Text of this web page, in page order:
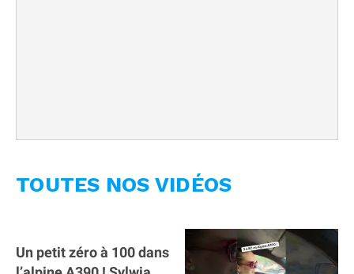
TOUTES NOS VIDÉOS
Un petit zéro à 100 dans